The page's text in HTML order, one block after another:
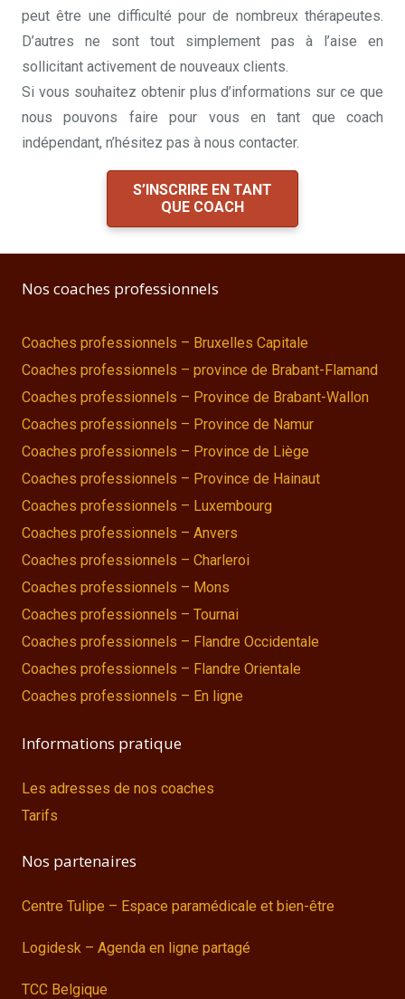
peut être une difficulté pour de nombreux thérapeutes.
D’autres ne sont tout simplement pas à l’aise en
sollicitant activement de nouveaux clients.
Si vous souhaitez obtenir plus d’informations sur ce que
nous pouvons faire pour vous en tant que coach
indépendant, n’hésitez pas à nous contacter.
S’INSCRIRE EN TANT
QUE COACH
Nos coaches professionnels
Coaches professionnels – Bruxelles Capitale
Coaches professionnels – province de Brabant-Flamand
Coaches professionnels – Province de Brabant-Wallon
Coaches professionnels – Province de Namur
Coaches professionnels – Province de Liège
Coaches professionnels – Province de Hainaut
Coaches professionnels – Luxembourg
Coaches professionnels – Anvers
Coaches professionnels – Charleroi
Coaches professionnels – Mons
Coaches professionnels – Tournai
Coaches professionnels – Flandre Occidentale
Coaches professionnels – Flandre Orientale
Coaches professionnels – En ligne
Informations pratique
Les adresses de nos coaches
Tarifs
Nos partenaires
Centre Tulipe – Espace paramédicale et bien-être
Logidesk – Agenda en ligne partagé
TCC Belgique